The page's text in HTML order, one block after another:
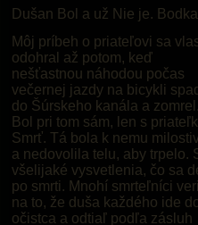
Dušan Bol a už Nie je.
Môj príbeh o priateľovi sa
odohral až potom, keď
nešťastnou náhodou počas
večernej jazdy na bicykli
do Šúrskeho kanála a
Bol pri tom sám, len s
Smrť. Tá bola k nemu
a nedovolila telu, aby trpelo.
všelijaké vysvetlenia, čo sa
po smrti. Mnohí smrteľníci
na to, že duša každého ide
očistca a odtiaľ podľa zásluh